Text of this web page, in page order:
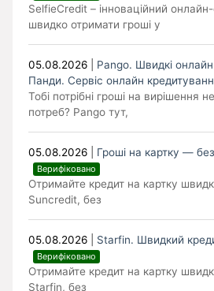
SelfieCredit – інноваційний
швидко отримати гроші у
05.08.2026
Pango. Швидкі
Панди. Cервіс онлайн
Тобі потрібні гроші на вирішення
потреб? Pango тут,
05.08.2026 Гроші на картку —
Верифіковано
Отримайте кредит на картку
Suncredit, без
05.08.2026 Starfin. Швидкий
Верифіковано
Отримайте кредит на картку
Starfin, без